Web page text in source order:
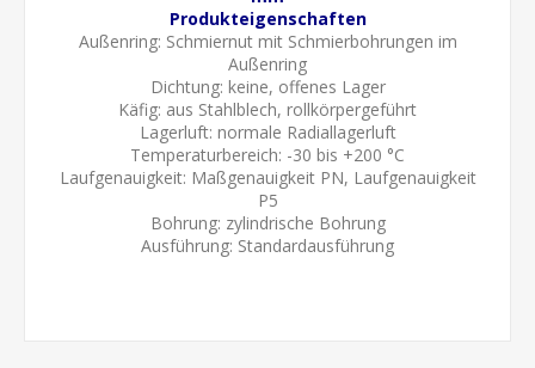
Produkteigenschaften
Außenring: Schmiernut mit Schmierbohrungen im
Außenring
Dichtung: keine, offenes Lager
Käfig: aus Stahlblech, rollkörpergeführt
Lagerluft: normale Radiallagerluft
Temperaturbereich: -30 bis +200 °C
Laufgenauigkeit: Maßgenauigkeit PN, Laufgenauigkeit
P5
Bohrung: zylindrische Bohrung
Ausführung: Standardausführung